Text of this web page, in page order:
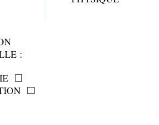
:
⬜
⬜